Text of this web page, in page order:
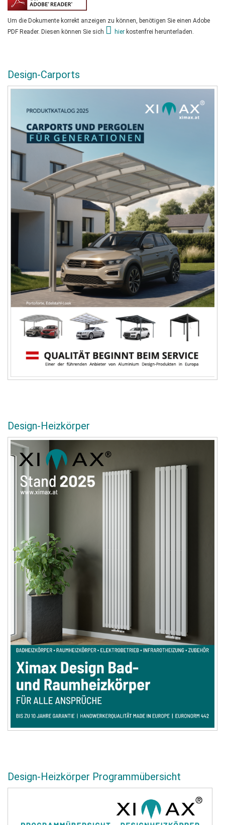
Um die Dokumente korrekt anzeigen zu können, benötigen Sie einen Adobe
PDF Reader. Diesen können Sie sich
hier kostenfrei herunterladen.
Design-Carports
Design-Heizkörper
Design-Heizkörper Programmübersicht